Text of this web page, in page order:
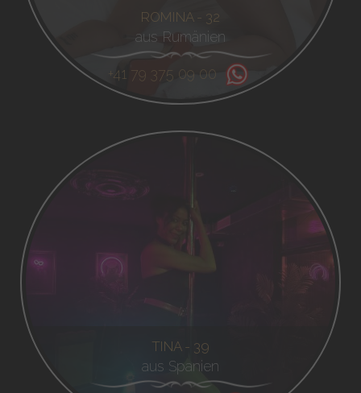
ROMINA - 32
aus Rumänien
+41 79 375 09 00
TINA - 39
aus Spanien